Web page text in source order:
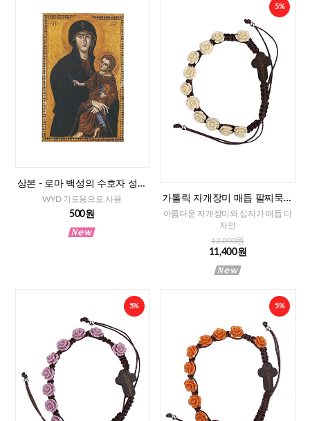
상본 - 로마 백성의 수호자 성모
님, 2매
WYD 기도용으로 사용
500원
5%
가톨릭 자개장미 매듭 팔찌묵주
(아이보리)-8mm
아름다운 자개장미와 십자가 매듭 디
자인
12,000원
11,400원
5% 5%